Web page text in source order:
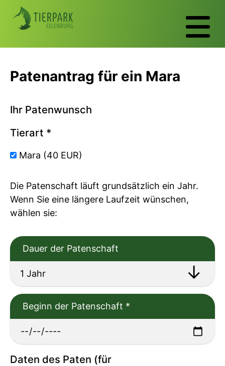
Patenantrag für ein Mara
Ihr Patenwunsch
Tierart *
Mara (40 EUR)
Die Patenschaft läuft grundsätzlich ein Jahr.
Wenn Sie eine längere Laufzeit wünschen,
wählen sie:
Dauer der Patenschaft
Beginn der Patenschaft *
Daten des Paten (für